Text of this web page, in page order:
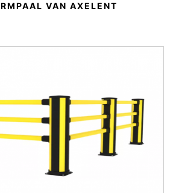
VAN AXELENT